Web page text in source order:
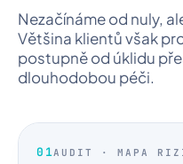
Nezačínáme od nuly,
Většina klientů však
postupně od úklidu
dlouhodobou péči.
01AUDIT · MAPA